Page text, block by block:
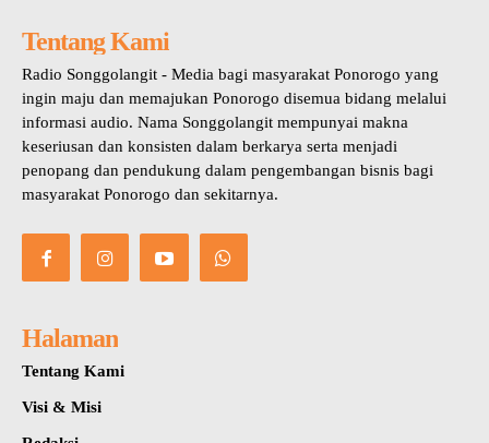
Tentang Kami
Radio Songgolangit - Media bagi masyarakat Ponorogo yang
ingin maju dan memajukan Ponorogo disemua bidang melalui
informasi audio. Nama Songgolangit mempunyai makna
keseriusan dan konsisten dalam berkarya serta menjadi
penopang dan pendukung dalam pengembangan bisnis bagi
masyarakat Ponorogo dan sekitarnya.
Halaman
Tentang Kami
Visi & Misi